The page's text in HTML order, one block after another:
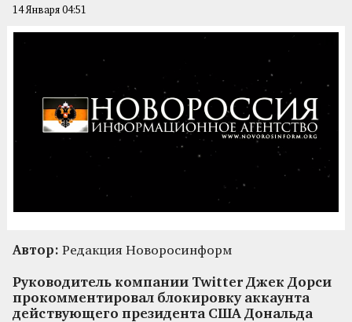
14 Января 04:51
Автор: Редакция Новоросинформ
Руководитель компании Twitter Джек Дорси
прокомментировал блокировку аккаунта
действующего президента США Дональда